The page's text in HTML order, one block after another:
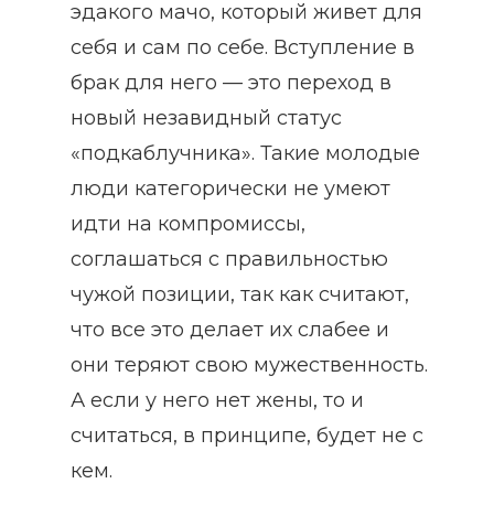
эдакого мачо, который живет для
себя и сам по себе. Вступление в
брак для него — это переход в
новый незавидный статус
«подкаблучника». Такие молодые
люди категорически не умеют
идти на компромиссы,
соглашаться с правильностью
чужой позиции, так как считают,
что все это делает их слабее и
они теряют свою мужественность.
А если у него нет жены, то и
считаться, в принципе, будет не с
кем.